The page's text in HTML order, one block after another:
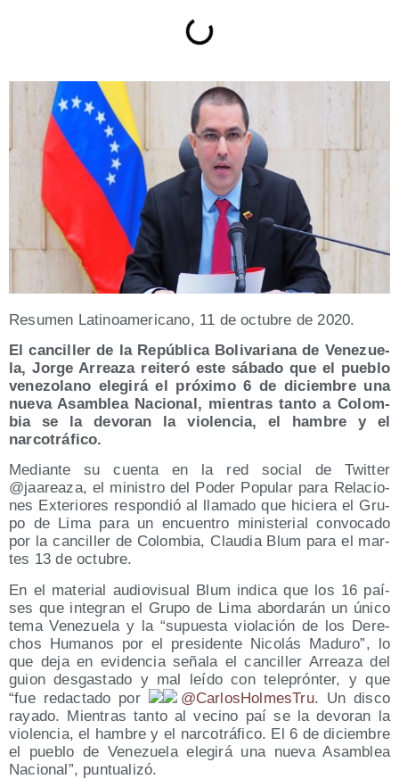
Resu­men Lati­no­ame­ri­cano, 11 de octu­bre de 2020.
El can­ci­ller de la Repú­bli­ca Boli­va­ria­na de Vene­zue­
la, Jor­ge Arrea­za reite­ró este sába­do que el pue­blo
vene­zo­lano ele­gi­rá el pró­xi­mo 6 de diciem­bre una
nue­va Asam­blea Nacio­nal, mien­tras tan­to a Colom­
bia se la devo­ran la vio­len­cia, el ham­bre y el
narcotráfico.
Median­te su cuen­ta en la red social de Twit­ter
@jaareaza, el minis­tro del Poder Popu­lar para Rela­cio­
nes Exte­rio­res res­pon­dió al lla­ma­do que hicie­ra el Gru­
po de Lima para un encuen­tro minis­te­rial con­vo­ca­do
por la can­ci­ller de Colom­bia, Clau­dia Blum para el mar­
tes 13 de octubre.
En el mate­rial audio­vi­sual Blum indi­ca que los 16 paí­
ses que inte­gran el Gru­po de Lima abor­da­rán un úni­co
tema Vene­zue­la y la “supues­ta vio­la­ción de los Dere­
chos Huma­nos por el pre­si­den­te Nico­lás Madu­ro”, lo
que deja en evi­den­cia seña­la el can­ci­ller Arrea­za del
guion des­gas­ta­do y mal leí­do con tele­prón­ter, y que
“fue redac­ta­do por
@CarlosHolmesTru. Un dis­co
raya­do. Mien­tras tan­to al vecino paí se la devo­ran la
vio­len­cia, el ham­bre y el nar­co­trá­fi­co. El 6 de diciem­bre
el pue­blo de Vene­zue­la ele­gi­rá una nue­va Asam­blea
Nacio­nal”, puntualizó.